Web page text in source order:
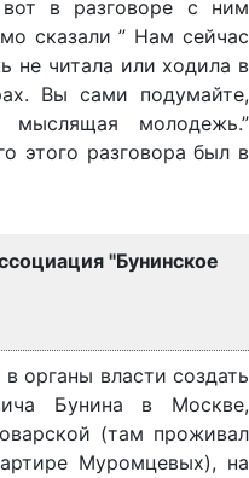
в разговоре с ним
сказали ” Нам сейчас
не читала или ходила в
Вы сами подумайте,
молодежь.”
этого разговора был в
"Бунинское
органы власти создать
Бунина в Москве,
(там проживал
Муромцевых), на